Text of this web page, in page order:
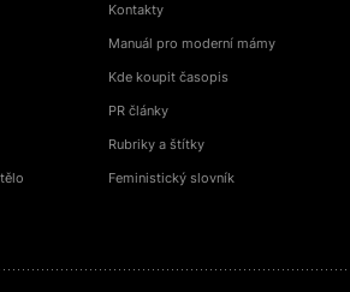
Kontakty
Manuál pro moderní mámy
Kde koupit časopis
PR články
Rubriky a štítky
Feministický slovník